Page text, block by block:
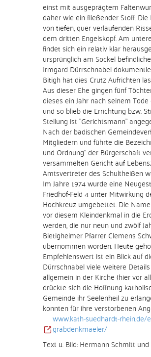
einst mit ausgeprägtem
daher wie ein fließender Stoff.
von tiefen, quer verlaufenden
dem dritten Engelskopf. Am
findet sich ein relativ klar
ursprünglich am Sockel
Irmgard Dürrschnabel
Bitigh hat dies Crutz Aufrichten
Aus dieser Ehe gingen fünf
dieses ein Jahr nach seinem
und so blieb die Errichtung bzw.
Stellung ist "Gerichtsmann"
Nach der badischen
Mitgliedern und führte die
und Ordnung" der Bürgerschaft
versammelten Gericht auf
Amtsvertreter des Schultheißen
Im Jahre 1974 wurde eine
Friedhof-Feld 4 unter Mitwirkung
Hochkreuz umgebettet. Die
vor diesem Kleindenkmal in die
werden, die nur neun und zwölf
Bietigheimer Pfarrer Clemens
übernommen worden. Heute
Empfehlenswert ist ein Blick auf
Dürrschnabel viele weitere
allgemein in der Kirche (hier vor
drückte sich die Hoffnung
Gemeinde ihr Seelenheil zu
konnten für ihre verstorbenen
www.kath-suedhardt-
grabdenkmaeler/
Text u. Bild: Hermann Schmitt